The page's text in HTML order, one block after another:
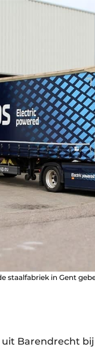
staalfabriek in Gent
Barendrecht